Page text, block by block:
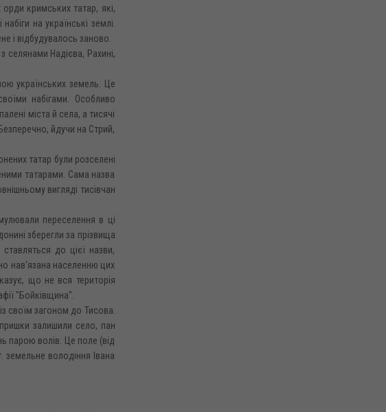
кримських татар, які,
на українські землі.
і відбудувалось заново.
селянами Надієва, Рахині,
українських земель. Це
набігами. Особливо
міста й села, а тисячі
йдучи на Стрий,
татар були розселені
татарами. Сама назва
вигляді тисівчан
переселення в ці
зберегли за прізвища
до цієї назви,
нав'язана населенню цих
що не вся територія
"Бойківщина".
своїм загоном до Тисова.
залишили село, пан
парою волів. Це поле (від
земельне володіння Івана